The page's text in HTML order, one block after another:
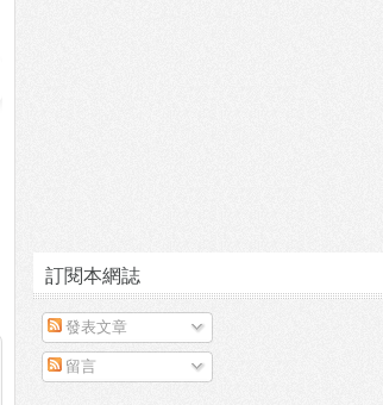
訂閱本網誌
發表文章
留言